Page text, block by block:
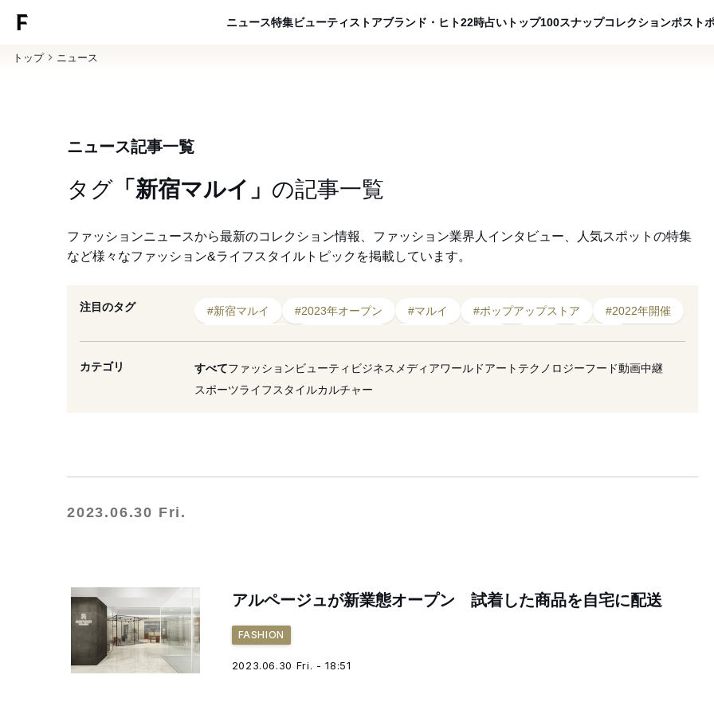
ニュース特集ビューティ ストアブランド・ヒト22時占い トップ100スナップコレクションポスト
トップ ニュース
ニュース記事一覧
タグ 「新宿マルイ」 の記事一覧
ファッションニュースから最新のコレクション情報、ファッション業界人インタビュー、人気スポットの特集
など様々なファッション&ライフスタイルトピックを掲載しています。
注目のタグ #新宿マルイ #2023年オープン #マルイ #ポップアップストア
#2022年開催
カテゴリ すべてファッションビューティ ビジネス メディアワールドアート テクノロジーフード動画中継
スポーツライフスタイルカルチャー
2023.06.30 Fri.
アルページュが新業態オープン 試着した商品を自宅に配送
FASHION
2023.06.30 Fri. - 18:51